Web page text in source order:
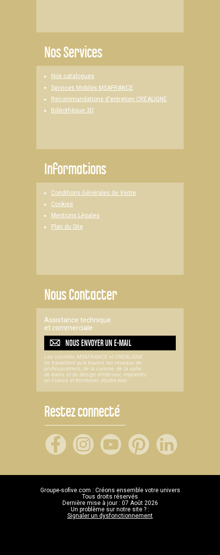
Nos Services
Nos catalogues
Services Mobiles MSAFRANCE
Recommandations d'entretien CREALIGNE
Bibliothèque 3D
Informations
Conditions Générales de Vente
Cookies
Mentions Légales
Plan du Site
Nous Contacter
Assistance technique
et commerciale
NOUS ENVOYER UNE-MAIL
Les sociétés MSAFRANCE et CREALIGNE
ne travaillent qu'à travers les réseaux de
professionnels, de la cuisine, de la salle
de bains et du design d'intérieur, implantés
en France et territoires d’outre-mer.
Restez connecté
Groupe-sofive.com : Créons ensemble votre univers
Tous droits réservés
Dernière mise à jour : 07 Août 2026
Un problème sur notre site ? :
Signaler un dysfonctionnement